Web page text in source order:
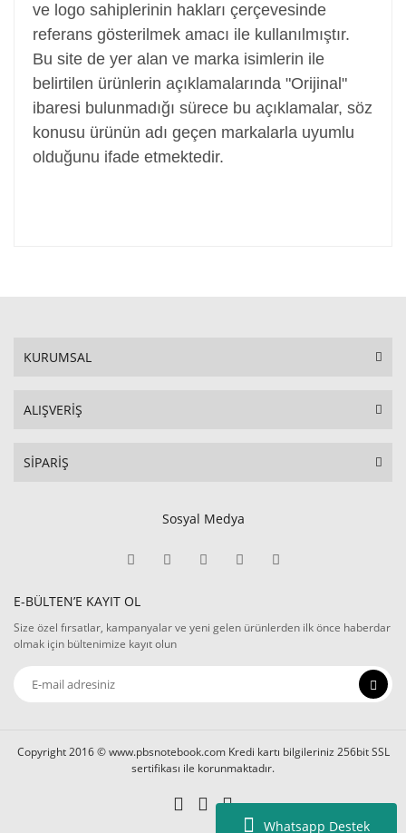
Whatsapp Destek
ve logo sahiplerinin hakları çerçevesinde
referans gösterilmek amacı ile kullanılmıştır.
Bu site de yer alan ve marka isimlerin ile
belirtilen ürünlerin açıklamalarında "Orijinal"
ibaresi bulunmadığı sürece bu açıklamalar, söz
konusu ürünün adı geçen markalarla uyumlu
olduğunu ifade etmektedir.
KURUMSAL
ALIŞVERİŞ
SİPARİŞ
Sosyal Medya
E-BÜLTEN’E KAYIT OL
Size özel fırsatlar, kampanyalar ve yeni gelen ürünlerden ilk önce haberdar
olmak için bültenimize kayıt olun
Copyright 2016 © www.pbsnotebook.com Kredi kartı bilgileriniz 256bit SSL
sertifikası ile korunmaktadır.